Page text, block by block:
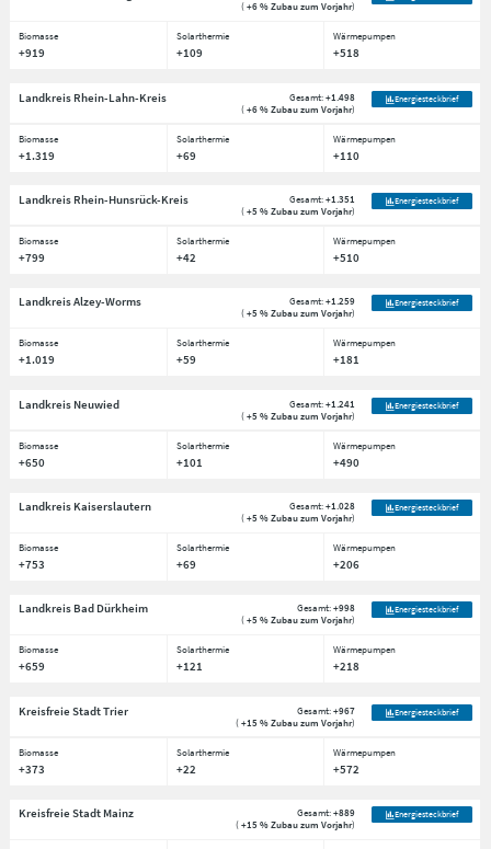
(+6 % Zubau zum Vorjahr)
Biomasse Solarthermie Wärmepumpen
+919 +109 +518
Landkreis Rhein-Lahn-Kreis Gesamt:+1.498
(+6 % Zubau zum Vorjahr)
Energiesteckbrief
Biomasse Solarthermie Wärmepumpen
+1.319 +69 +110
Landkreis Rhein-Hunsrück-Kreis Gesamt:+1.351
(+5 % Zubau zum Vorjahr)
Energiesteckbrief
Biomasse Solarthermie Wärmepumpen
+799 +42 +510
Landkreis Alzey-Worms Gesamt:+1.259
(+5 % Zubau zum Vorjahr)
Energiesteckbrief
Biomasse Solarthermie Wärmepumpen
+1.019 +59 +181
Landkreis Neuwied Gesamt:+1.241
(+5 % Zubau zum Vorjahr)
Energiesteckbrief
Biomasse Solarthermie Wärmepumpen
+650 +101 +490
Landkreis Kaiserslautern Gesamt:+1.028
(+5 % Zubau zum Vorjahr)
Energiesteckbrief
Biomasse Solarthermie Wärmepumpen
+753 +69 +206
Landkreis Bad Dürkheim Gesamt:+998
(+5 % Zubau zum Vorjahr)
Energiesteckbrief
Biomasse Solarthermie Wärmepumpen
+659 +121 +218
Kreisfreie Stadt Trier Gesamt:+967
(+15 % Zubau zum Vorjahr)
Energiesteckbrief
Biomasse Solarthermie Wärmepumpen
+373 +22 +572
Kreisfreie Stadt Mainz Gesamt:+889
(+15 % Zubau zum Vorjahr)
Energiesteckbrief